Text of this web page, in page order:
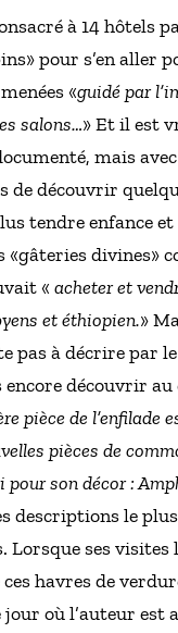
à 14 hôtels
pour s’en aller
«guidé par
salons…» Et il est
mais
découvrir
tendre enfance
divines»
« acheter et
et éthiopien.»
pas à décrire par
découvrir
pièce de
pièces de
pour son décor :
descriptions le
ses
havres de
où l’auteur